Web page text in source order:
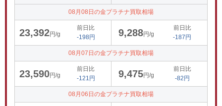
08月08日の金プラチナ買取相場
23,392円/g
前日比
-198円
9,288円/g
前日比
-187円
08月07日の金プラチナ買取相場
23,590円/g
前日比
-121円
9,475円/g
前日比
-82円
08月06日の金プラチナ買取相場